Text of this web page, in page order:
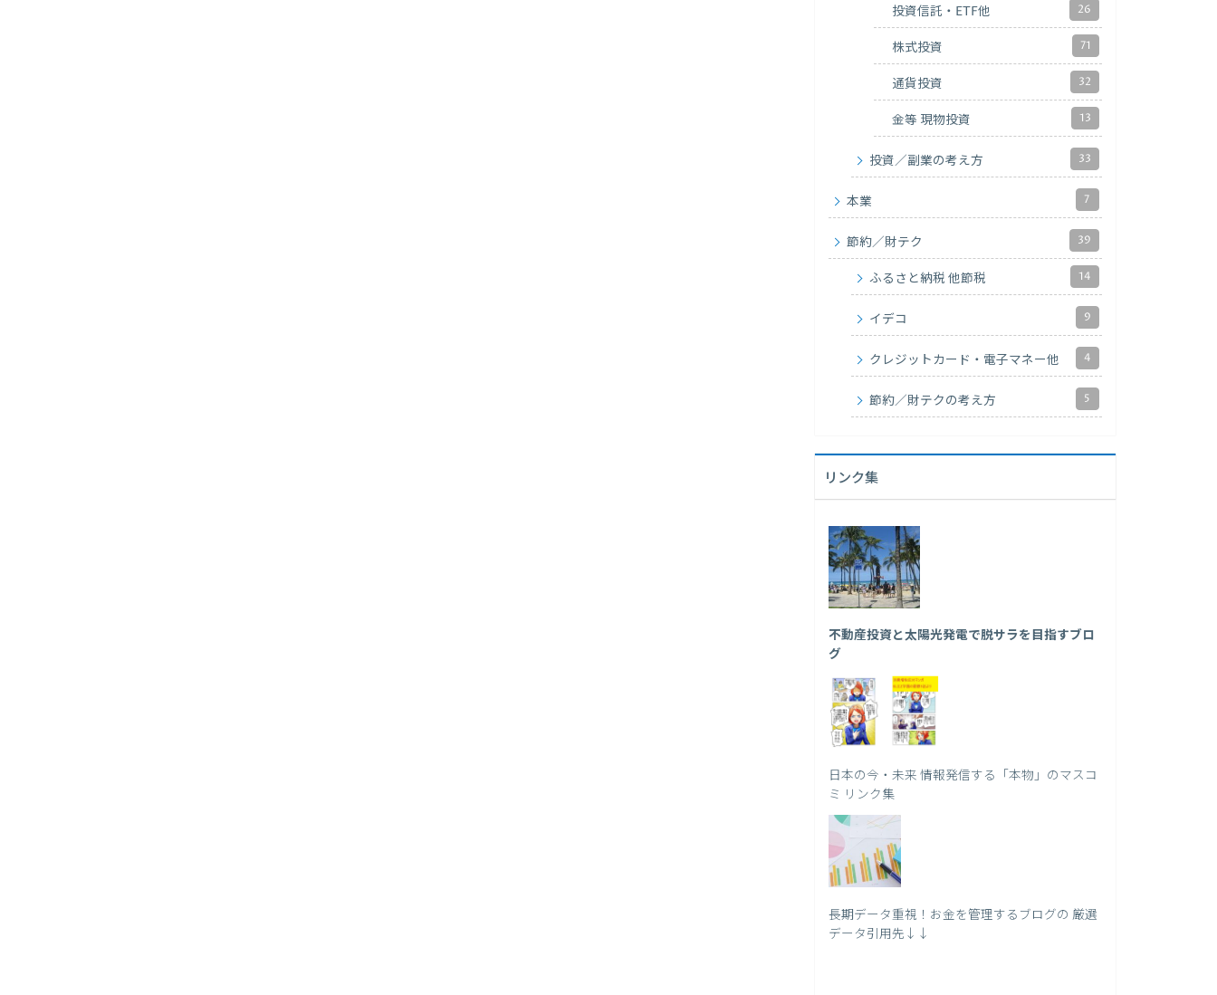
投資信託・ETF他 26
株式投資 71
通貨投資 32
金等 現物投資 13
投資／副業の考え方 33
本業 7
節約／財テク 39
ふるさと納税 他節税 14
イデコ 9
クレジットカード・電子マネー他 4
節約／財テクの考え方 5
リンク集
不動産投資と太陽光発電で脱サラを目指すブロ
グ
日本の今・未来 情報発信する「本物」のマスコ
ミ リンク集
長期データ重視！お金を管理するブログの 厳選
データ引用先↓↓